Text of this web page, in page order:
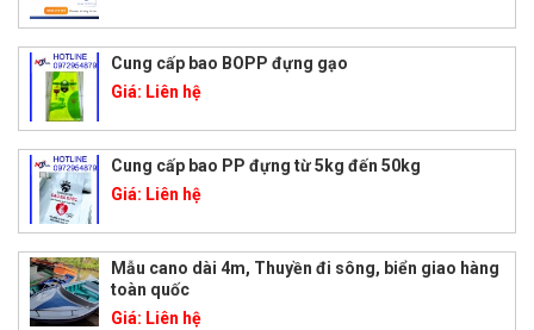
Cung cấp bao BOPP đựng gạo
Giá: Liên hệ
Cung cấp bao PP đựng từ 5kg đến 50kg
Giá: Liên hệ
Mẫu cano dài 4m, Thuyền đi sông, biển giao hàng
toàn quốc
Giá: Liên hệ